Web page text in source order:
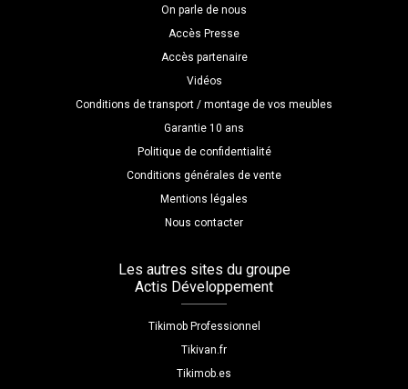
On parle de nous
Accès Presse
Accès partenaire
Vidéos
Conditions de transport / montage de vos meubles
Garantie 10 ans
Politique de confidentialité
Conditions générales de vente
Mentions légales
Nous contacter
Les autres sites du groupe
Actis Développement
Tikimob Professionnel
Tikivan.fr
Tikimob.es